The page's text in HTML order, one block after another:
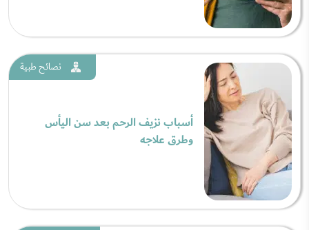
نصائح طبية
أسباب نزيف الرحم بعد سن اليأس
وطرق علاجه